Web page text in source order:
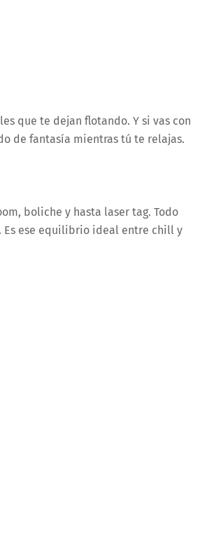
que te dejan flotando. Y si vas con
de fantasía mientras tú te relajas.
boliche y hasta laser tag. Todo
ese equilibrio ideal entre chill y